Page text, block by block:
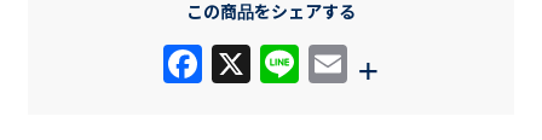
この商品をシェアする
F X Li E
+